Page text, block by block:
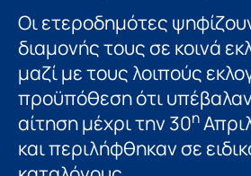
Οι ετεροδημότες
διαμονής τους σε κοινά
μαζί με τους λοιπούς
προϋπόθεση ότι
αίτηση μέχρι την 30η
και περιλήφθηκαν σε